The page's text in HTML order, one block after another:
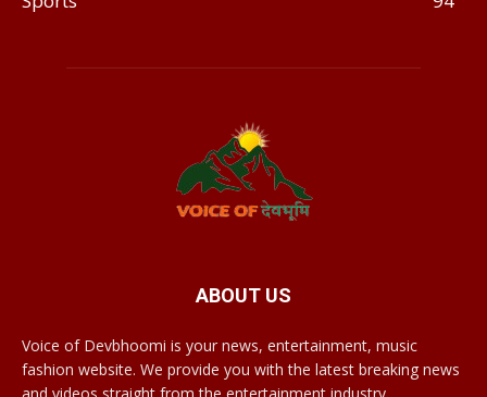
ABOUT US
Voice of Devbhoomi is your news, entertainment, music
fashion website. We provide you with the latest breaking news